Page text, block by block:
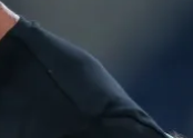
לבית עסק
הערוצים